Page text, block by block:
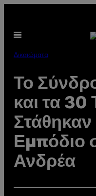
περιεχόμενο
Ανοίξτε
Δικαιώματα
Το
και τα 30
Στάθηκαν
Εμπόδιο
Ανδρέα